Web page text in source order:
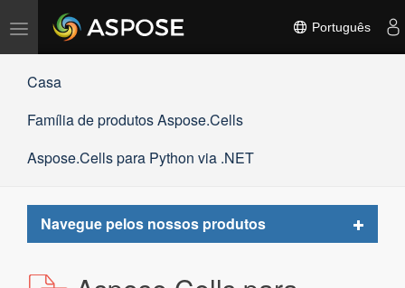
Alternar
navegação
Português
Casa
Família de produtos Aspose.Cells
Aspose.Cells para Python via .NET
Navegue pelos nossos produtos
Toggle